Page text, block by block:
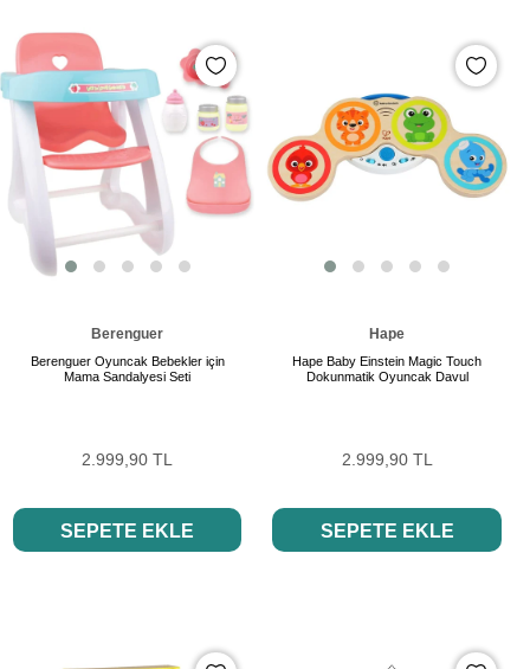
Berenguer
Berenguer Oyuncak Bebekler için
Mama Sandalyesi Seti
2.999,90 TL
SEPETE EKLE
Hape
Hape Baby Einstein Magic Touch
Dokunmatik Oyuncak Davul
2.999,90 TL
SEPETE EKLE